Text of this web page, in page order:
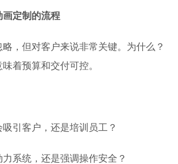
画定制的流程
，但对客户来说非常关键。为什么？
着预算和交付可控。
引客户，还是培训员工？
系统，还是强调操作安全？